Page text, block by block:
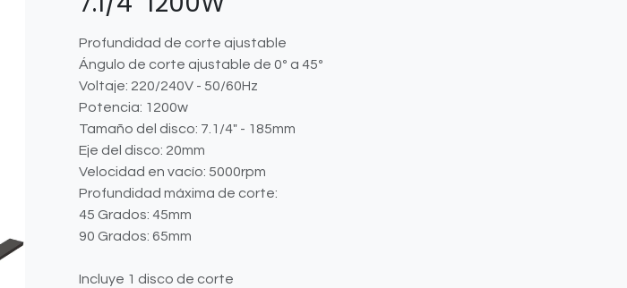
Profundidad de corte ajustable
Ángulo de corte ajustable de 0º a 45º
Voltaje: 220/240V - 50/60Hz
Potencia: 1200w
Tamaño del disco: 7.1/4" - 185mm
Eje del disco: 20mm
Velocidad en vacío: 5000rpm
Profundidad máxima de corte:
45 Grados: 45mm
90 Grados: 65mm
Incluye 1 disco de corte